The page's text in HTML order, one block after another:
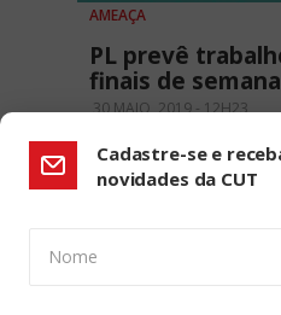
AMEAÇA
PL prevê
finais de
30 MAIO, 2019 - 12H23
Cadastre-se e
novidades da CUT
Nome